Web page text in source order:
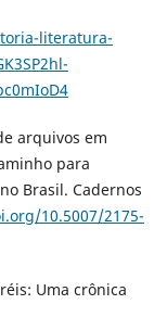
literatura-
arquivos em
para
Brasil. Cadernos
10.5007/2175-
Uma crônica